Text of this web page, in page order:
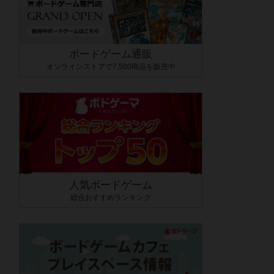
ボードゲーム通販
オンラインストアで7,500商品を販売中
人気ボードゲーム
総合おすすめランキング